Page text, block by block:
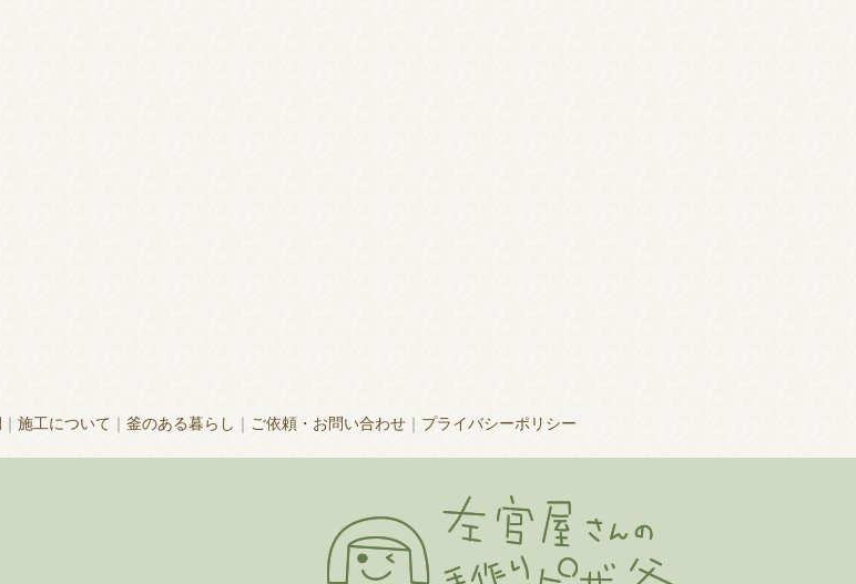
｜ 施工について ｜ 釜のある暮らし ｜ ご依頼・お問い合わせ ｜ プライバシーポリシー